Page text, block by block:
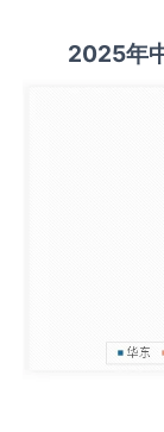
2025年